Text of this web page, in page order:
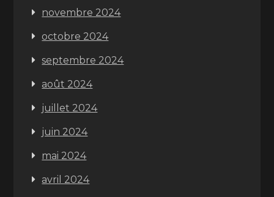
novembre 2024
octobre 2024
septembre 2024
août 2024
juillet 2024
juin 2024
mai 2024
avril 2024